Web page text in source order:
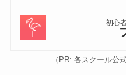
初心
（PR: 各スクール公